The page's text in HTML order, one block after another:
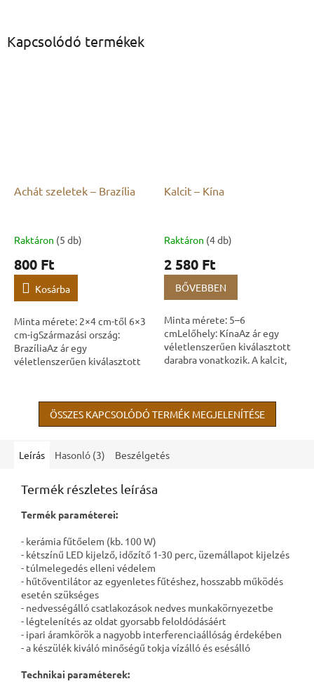
Kapcsolódó termékek
Achát szeletek – Brazília
Raktáron (5 db)
800 Ft
Kosárba
Minta mérete: 2×4 cm-től 6×3
cm-igSzármazási ország:
BrazíliaAz ár egy
véletlenszerűen kiválasztott
Kalcit – Kína
Raktáron (4 db)
2 580 Ft
BŐVEBBEN
Minta mérete: 5–6
cmLelőhely: KínaAz ár egy
véletlenszerűen kiválasztott
darabra vonatkozik. A kalcit,
Természetes sárga vagy...
ÖSSZES KAPCSOLÓDÓ TERMÉK MEGJELENÍTÉSE
Leírás Hasonló (3) Beszélgetés
Termék részletes leírása
Termék paraméterei:
- kerámia fűtőelem (kb. 100 W)
- kétszínű LED kijelző, időzítő 1-30 perc, üzemállapot kijelzés
- túlmelegedés elleni védelem
- hűtőventilátor az egyenletes fűtéshez, hosszabb működés
esetén szükséges
- nedvességálló csatlakozások nedves munkakörnyezetbe
- légtelenítés az oldat gyorsabb feloldódásáért
- ipari áramkörök a nagyobb interferenciaállóság érdekében
- a készülék kiváló minőségű tokja vízálló és esésálló
Technikai paraméterek: